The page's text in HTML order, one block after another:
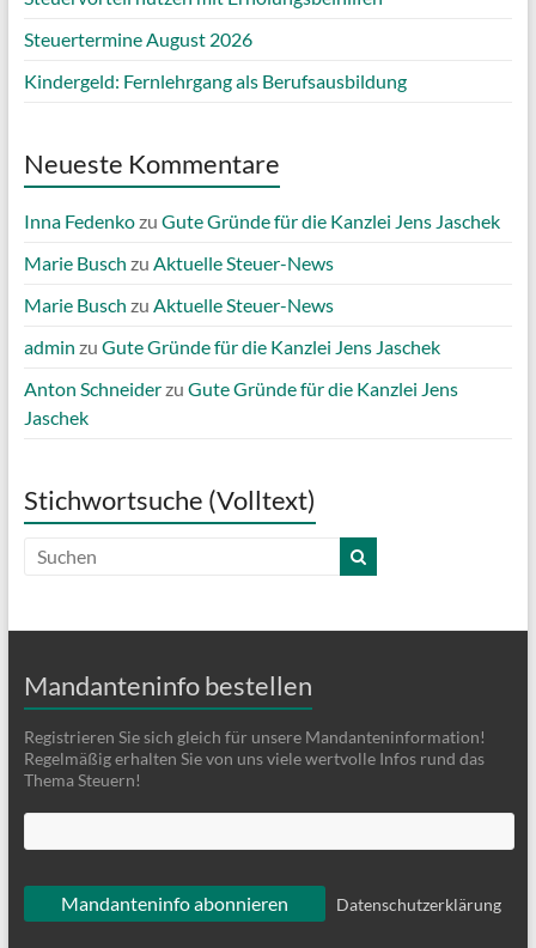
Steuertermine August 2026
Kindergeld: Fernlehrgang als Berufsausbildung
Neueste Kommentare
Inna Fedenkozu Gute Gründe für die Kanzlei Jens Jaschek
Marie Busch zu Aktuelle Steuer-News
Marie Busch zu Aktuelle Steuer-News
admin zu Gute Gründe für die Kanzlei Jens Jaschek
Anton Schneiderzu Gute Gründe für die Kanzlei Jens
Jaschek
Stichwortsuche (Volltext)
Mandanteninfo bestellen
Registrieren Sie sich gleich für unsere Mandanteninformation!
Regelmäßig erhalten Sie von uns viele wertvolle Infos rund das
Thema Steuern!
Datenschutzerklärung